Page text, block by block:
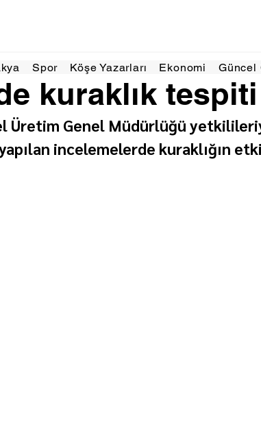
Spor Köşe Yazarları Ekonomi Güncel
kuraklık tespiti
okunur
Üretim Genel Müdürlüğü
incelemelerde kuraklığın